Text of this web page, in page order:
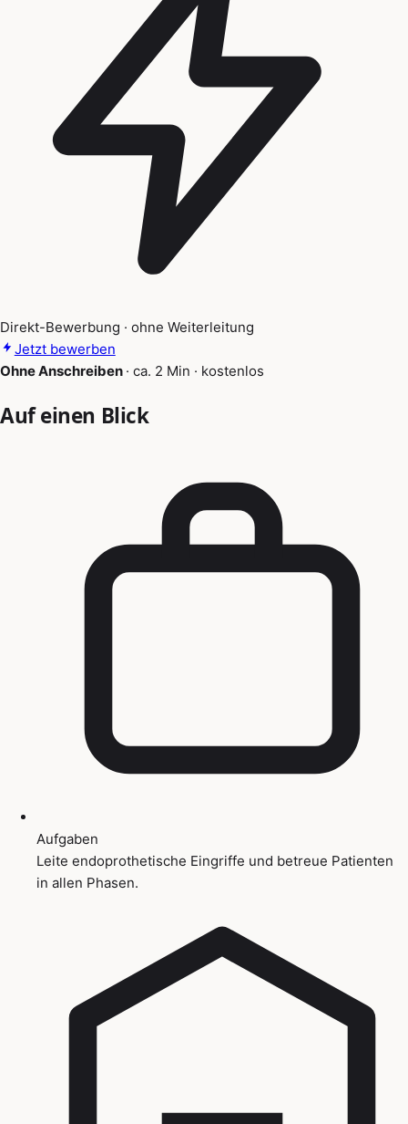
Direkt-Bewerbung · ohne Weiterleitung
Jetzt bewerben
Ohne Anschreiben · ca. 2 Min · kostenlos
Auf einen Blick
Aufgaben
Leite endoprothetische Eingriffe und betreue Patienten
in allen Phasen.